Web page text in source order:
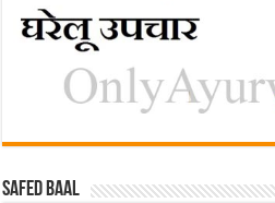
Safed baal